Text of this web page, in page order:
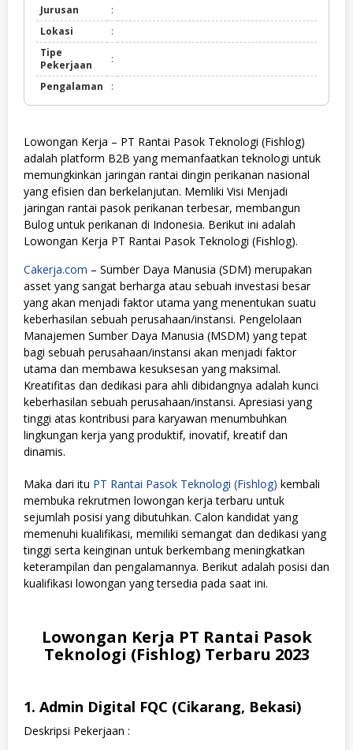
Jurusan
:
Lokasi
:
Tipe
Pekerjaan
:
Pengalaman :
Lowongan Kerja – PT Rantai Pasok Teknologi (Fishlog)
adalah platform B2B yang memanfaatkan teknologi untuk
memungkinkan jaringan rantai dingin perikanan nasional
yang efisien dan berkelanjutan. Memliki Visi Menjadi
jaringan rantai pasok perikanan terbesar, membangun
Bulog untuk perikanan di Indonesia. Berikut ini adalah
Lowongan Kerja PT Rantai Pasok Teknologi (Fishlog).
Cakerja.com – Sumber Daya Manusia (SDM) merupakan
asset yang sangat berharga atau sebuah investasi besar
yang akan menjadi faktor utama yang menentukan suatu
keberhasilan sebuah perusahaan/instansi. Pengelolaan
Manajemen Sumber Daya Manusia (MSDM) yang tepat
bagi sebuah perusahaan/instansi akan menjadi faktor
utama dan membawa kesuksesan yang maksimal.
Kreatifitas dan dedikasi para ahli dibidangnya adalah kunci
keberhasilan sebuah perusahaan/instansi. Apresiasi yang
tinggi atas kontribusi para karyawan menumbuhkan
lingkungan kerja yang produktif, inovatif, kreatif dan
dinamis.
Maka dari itu PT Rantai Pasok Teknologi (Fishlog) kembali
membuka rekrutmen lowongan kerja terbaru untuk
sejumlah posisi yang dibutuhkan. Calon kandidat yang
memenuhi kualifikasi, memiliki semangat dan dedikasi yang
tinggi serta keinginan untuk berkembang meningkatkan
keterampilan dan pengalamannya. Berikut adalah posisi dan
kualifikasi lowongan yang tersedia pada saat ini.
Lowongan Kerja PT Rantai Pasok
Teknologi (Fishlog) Terbaru 2023
1. Admin Digital FQC (Cikarang, Bekasi)
Deskripsi Pekerjaan :